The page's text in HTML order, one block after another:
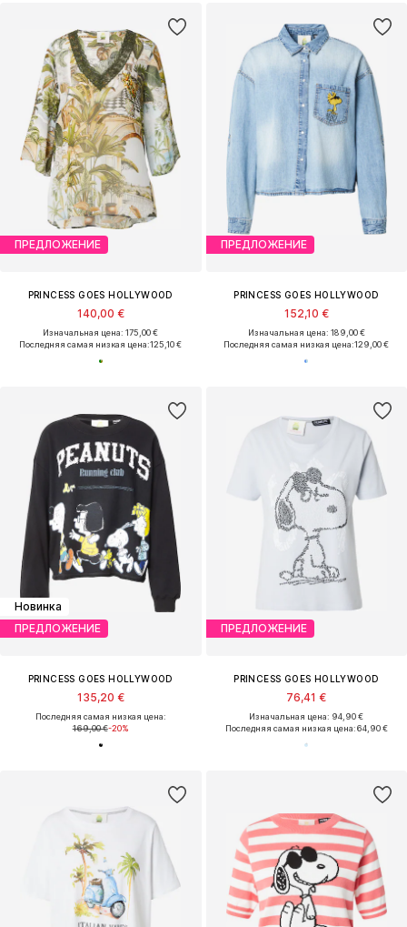
ПРЕДЛОЖЕНИЕ
PRINCESS GOES HOLLYWOOD
140,00 €
Изначальная цена: 175,00 €
Последняя самая низкая цена:125,10 €
ПРЕДЛОЖЕНИЕ
PRINCESS GOES HOLLYWOOD
152,10 €
Изначальная цена: 189,00 €
Последняя самая низкая цена:129,00 €
Новинка
ПРЕДЛОЖЕНИЕ
PRINCESS GOES HOLLYWOOD
135,20 €
Последняя самая низкая цена:
169,00 €-20%
ПРЕДЛОЖЕНИЕ
PRINCESS GOES HOLLYWOOD
76,41 €
Изначальная цена: 94,90 €
Последняя самая низкая цена:64,90 €